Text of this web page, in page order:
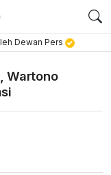
Dewan Pers
Wartono